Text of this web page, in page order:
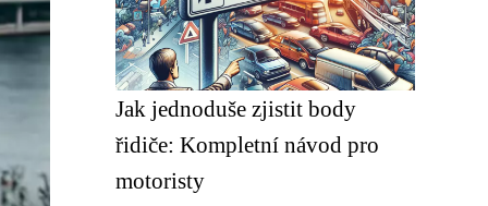
Jak jednoduše zjistit body
řidiče: Kompletní návod pro
motoristy